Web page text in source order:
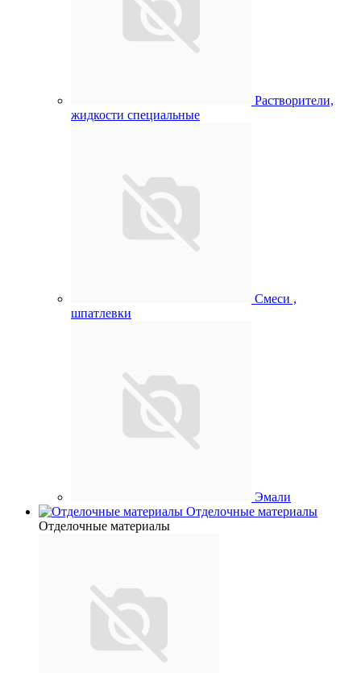
Растворители,
жидкости специальные
Смеси ,
шпатлевки
Эмали
Отделочные материалы
Отделочные материалы